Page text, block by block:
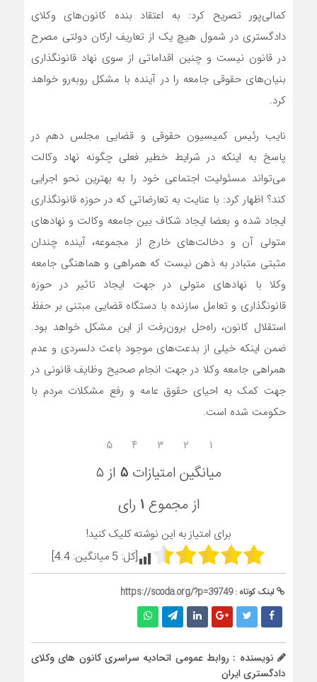
کمالی‌پور تصریح کرد: به اعتقاد بنده کانون‌های وکلای
دادگستری در شمول هیچ یک از تعاریف ارکان دولتی مصرح
در قانون نیست و چنین اقداماتی از سوی نهاد قانونگذاری
بنیان‌های حقوقی جامعه را در آینده با مشکل روبه‌رو خواهد
کرد.
نایب رئیس کمیسیون حقوقی و قضایی مجلس دهم در
پاسخ به اینکه در شرایط خطیر فعلی چگونه نهاد وکالت
می‌تواند مسئولیت اجتماعی خود را به بهترین نحو اجرایی
کند؟ اظهار کرد: با عنایت به تعارضاتی که در حوزه قانونگذاری
ایجاد شده و بعضا ایجاد شکاف بین جامعه وکالت و نهادهای
متولی آن و دخالت‌های خارج از مجموعه، آینده چندان
مثبتی متبادر به ذهن نیست که همراهی و هماهنگی جامعه
وکلا با نهادهای متولی در جهت ایجاد تاثیر در حوزه
قانونگذاری و تعامل سازنده با دستگاه قضایی مبتنی بر حفظ
استقلال کانون، راه‌حل برون‌رفت از این مشکل خواهد بود.
ضمن اینکه خیلی از بدعت‌های موجود باعث دلسردی و عدم
همراهی جامعه وکلا در جهت انجام صحیح وظایف قانونی در
جهت کمک به احیای حقوق عامه و رفع مشکلات مردم با
حکومت شده است.
۱ ۲ ۳ ۴ ۵
میانگین امتیازات ۵ از ۵
از مجموع ۱ رای
برای امتیاز به این نوشته کلیک کنید!
[کل: 5 میانگین: 4.4
]
لینک کوتاه :https://scoda.org/?p=39749
نویسنده : روابط عمومی اتحادیه سراسری کانون های وکلای
دادگستری ایران